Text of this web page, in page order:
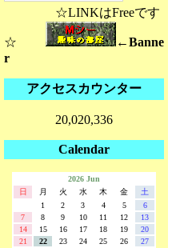
☆LINKはFreeです
☆
←Banne
r
アクセスカウンター
20,020,336
Calendar
2026 Jun
日
月 火 水 木 金
土
1
2 3 4 5
6
7
8 9 10 11 12
13
14
15 16 17 18 19
20
21
22 23 24 25 26
27